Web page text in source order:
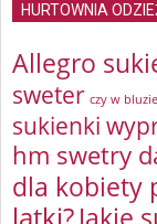
HURTOWNIA
Allegro
sweter czy w
sukienki
hm swetry
dla kobiety